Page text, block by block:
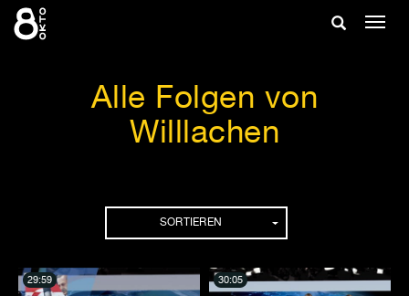
Zum
Inhalt
Suche
Alle Folgen von
Willlachen
SORTIEREN
29:59 30:05